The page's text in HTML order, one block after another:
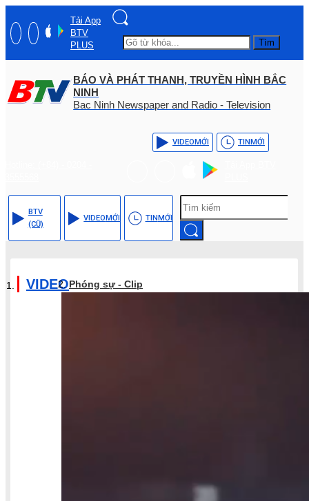
Tải App
BTV
PLUS
Tìm
BÁO VÀ PHÁT THANH, TRUYỀN HÌNH BẮC
NINH
Bac Ninh Newspaper and Radio - Television
VIDEOMỚI TINMỚI
BTV
(CŨ)
VIDEOMỚI TINMỚI
VIDEOPhóng sự - Clip